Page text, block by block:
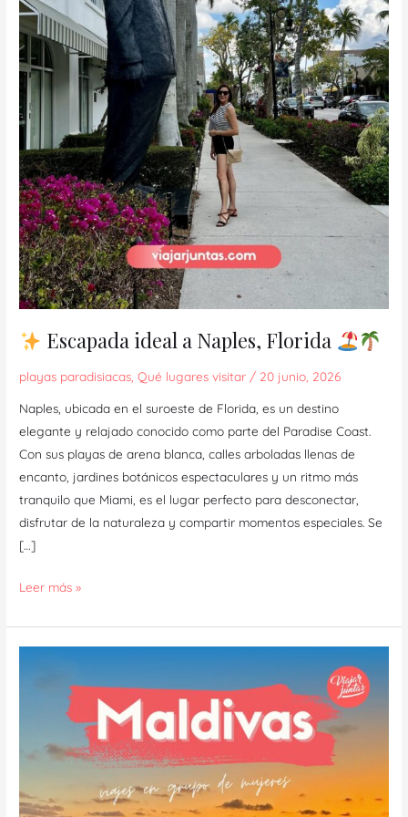
Escapada ideal a Naples, Florida
playas paradisiacas ,Qué lugares visitar / 20 junio, 2026
Naples, ubicada en el suroeste de Florida, es un destino
elegante y relajado conocido como parte del Paradise Coast.
Con sus playas de arena blanca, calles arboladas llenas de
encanto, jardines botánicos espectaculares y un ritmo más
tranquilo que Miami, es el lugar perfecto para desconectar,
disfrutar de la naturaleza y compartir momentos especiales. Se
[…]
Leer más »
Maldivas:
desconectar